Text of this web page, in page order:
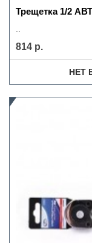
Трещетка 1/2
814 р.
НЕТ